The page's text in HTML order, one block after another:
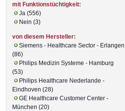
mit Funktionstüchtigkeit:
Ja (556)
Nein (3)
von diesem Hersteller:
Siemens - Healthcare Sector - Erlangen
(86)
Philips Medizin Systeme - Hamburg
(53)
Philips Healthcare Nederlande -
Eindhoven (28)
GE Healthcare Customer Center -
München (20)